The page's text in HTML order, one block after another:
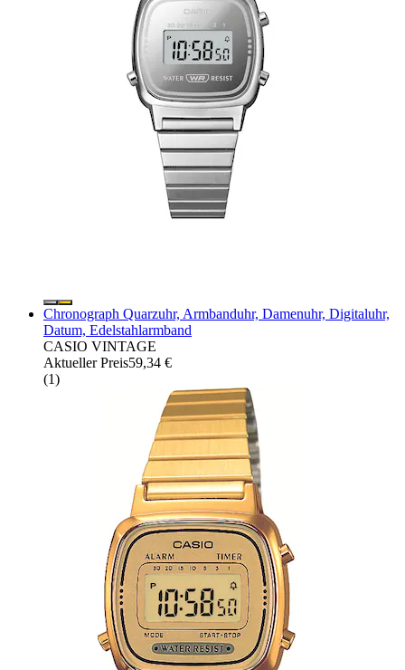
Chronograph Quarzuhr, Armbanduhr, Damenuhr, Digitaluhr,
Datum, Edelstahlarmband
CASIO VINTAGE
Aktueller Preis59,34 €
(1)